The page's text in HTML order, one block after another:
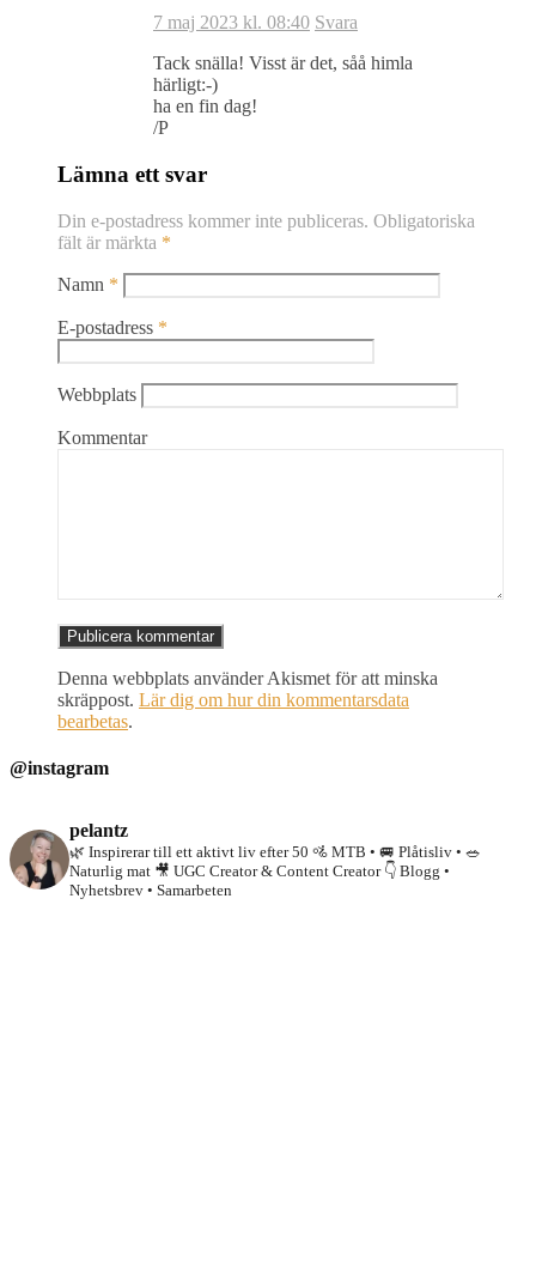
7 maj 2023 kl. 08:40 Svara
Tack snälla! Visst är det, såå himla
härligt:-)
ha en fin dag!
/P
Lämna ett svar
Din e-postadress kommer inte publiceras. Obligatoriska
fält är märkta *
Namn *
E-postadress *
Webbplats
Kommentar
Denna webbplats använder Akismet för att minska
skräppost. Lär dig om hur din kommentarsdata
bearbetas.
@instagram
pelantz
🌿 Inspirerar till ett aktivt liv efter 50 🚵 MTB • 🚐 Plåtisliv • 🥗
Naturlig mat 🎥 UGC Creator & Content Creator👇 Blogg •
Nyhetsbrev • Samarbeten